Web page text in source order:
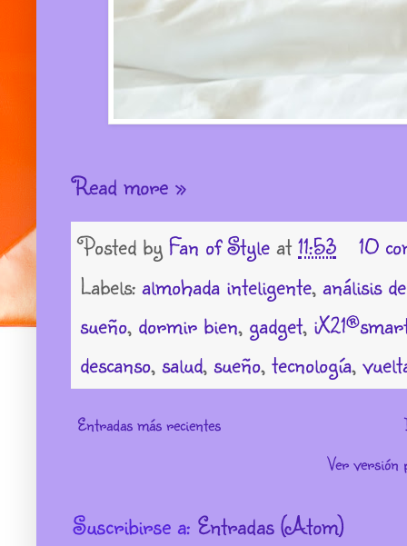
Read more »
Posted by Fan of Style at 11:53
10
Labels: almohada inteligente, análisis
sueño, dormir bien, gadget,
descanso, salud, sueño, tecnología,
Entradas más recientes
Ver versión
Suscribirse a: Entradas (Atom)